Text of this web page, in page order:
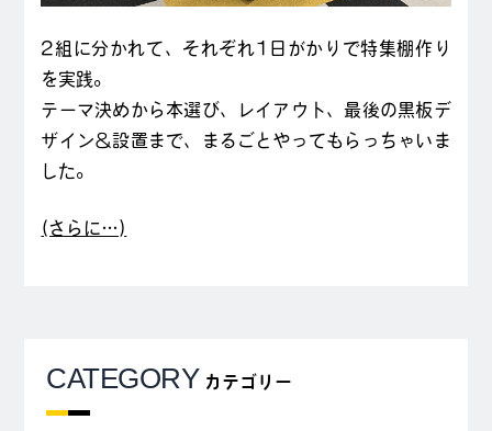
2組に分かれて、それぞれ1日がかりで特集棚作り
を実践。
テーマ決めから本選び、レイアウト、最後の黒板デ
ザイン＆設置まで、まるごとやってもらっちゃいま
した。
(さらに…)
CATEGORY カテゴリー